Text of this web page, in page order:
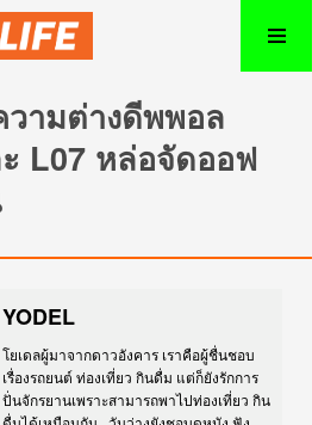
วามต่างดีพพอล
L07 หล่อจัดออฟ
YODEL
โยเดลผู้มาจากดาวอังคาร เราคือผู้ชื่นชอบ
เรื่องรถยนต์ ท่องเที่ยว กินดื่ม แต่ก็ยังรักการ
ปั่นจักรยานเพราะสามารถพาไปท่องเที่ยว กิน